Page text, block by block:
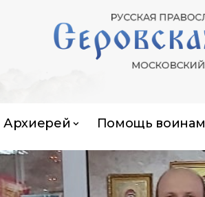
Архиерей Помощь воинам